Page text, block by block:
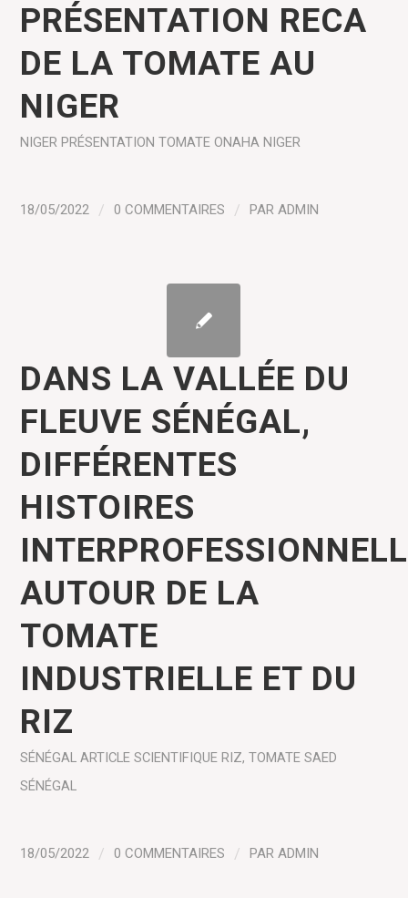
PRÉSENTATION RECA
DE LA TOMATE AU
NIGER
NIGER PRÉSENTATION TOMATE ONAHA NIGER
18/05/2022 / 0 COMMENTAIRES / PARADMIN
DANS LA VALLÉE DU
FLEUVE SÉNÉGAL,
DIFFÉRENTES
HISTOIRES
AUTOUR DE LA
TOMATE
INDUSTRIELLE ET DU
RIZ
SÉNÉGAL ARTICLE SCIENTIFIQUE RIZ,TOMATE SAED
SÉNÉGAL
18/05/2022 / 0 COMMENTAIRES / PARADMIN